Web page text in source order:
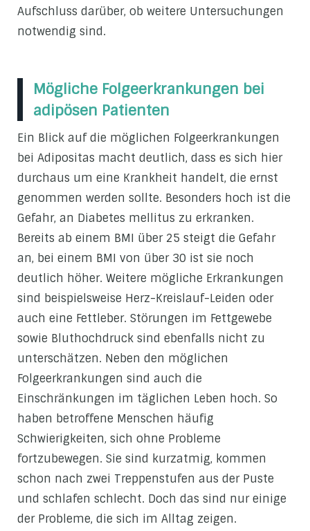
Aufschluss darüber, ob weitere Untersuchungen
notwendig sind.
Mögliche Folgeerkrankungen bei
adipösen Patienten
Ein Blick auf die möglichen Folgeerkrankungen
bei Adipositas macht deutlich, dass es sich hier
durchaus um eine Krankheit handelt, die ernst
genommen werden sollte. Besonders hoch ist die
Gefahr, an Diabetes mellitus zu erkranken.
Bereits ab einem BMI über 25 steigt die Gefahr
an, bei einem BMI von über 30 ist sie noch
deutlich höher. Weitere mögliche Erkrankungen
sind beispielsweise Herz-Kreislauf-Leiden oder
auch eine Fettleber. Störungen im Fettgewebe
sowie Bluthochdruck sind ebenfalls nicht zu
unterschätzen. Neben den möglichen
Folgeerkrankungen sind auch die
Einschränkungen im täglichen Leben hoch. So
haben betroffene Menschen häufig
Schwierigkeiten, sich ohne Probleme
fortzubewegen. Sie sind kurzatmig, kommen
schon nach zwei Treppenstufen aus der Puste
und schlafen schlecht. Doch das sind nur einige
der Probleme, die sich im Alltag zeigen.